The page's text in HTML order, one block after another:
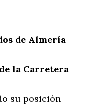
de Almería
la Carretera
su posición